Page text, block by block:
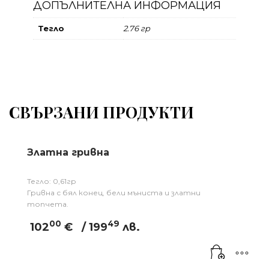
ДОПЪЛНИТЕЛНА ИНФОРМАЦИЯ
Тегло 2.76 гр
СВЪРЗАНИ ПРОДУКТИ
Златна гривна
Тегло: 0,61гр
Гривна с бял конец, бели мъниста и златни
топчета.
10200 € / 19949 лв.